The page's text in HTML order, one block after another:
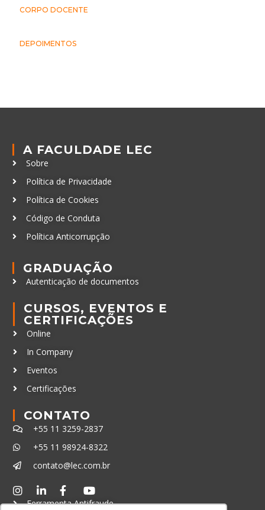
CORPO DOCENTE
DEPOIMENTOS
A FACULDADE LEC
Sobre
Política de Privacidade
Política de Cookies
Código de Conduta
Política Anticorrupção
GRADUAÇÃO
Autenticação de documentos
CURSOS, EVENTOS E
CERTIFICAÇÕES
Online
In Company
Eventos
Certificações
CONTATO
+55 11 3259-2837
+55 11 98924-8322
contato@lec.com.br
Ferramenta Antifraude